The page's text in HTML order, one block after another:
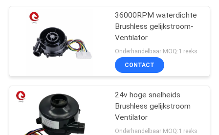
36000RPM waterdichte
Brushless gelijkstroom-
Ventilator
Onderhandelbaar MOQ:1 reeks
CONTACT
24v hoge snelheids
Brushless gelijkstroom
Ventilator
Onderhandelbaar MOQ:1 reeks